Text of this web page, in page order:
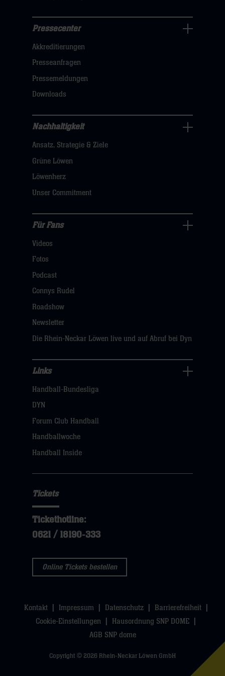
Navigation
öffnen,
dann
klicken
hier
Pressecenter
Akkreditierungen
Presseanfragen
Pressemeldungen
Downloads
Nachhaltigkeit
Navigation
öffnen,
dann
hier
Nachhaltigkeit
Ansatz, Strategie & Ziele
Grüne Löwen
Löwenherz
Unser Commitment
Fans
Navigation
öffnen,
dann
hier
Für Fans
Videos
Fotos
Podcast
Connys Rudel
Roadshow
Newsletter
Die Rhein-Neckar Löwen live und auf Abruf bei Dyn
Navigation
öffnen,
dann
klicken
Links
Handball-Bundesliga
DYN
Forum Club Handball
Handballwoche
Handball Inside
Tickets
Tickethotline:
0621 / 18190-333
Online Tickets bestellen
Kontakt Impressum Datenschutz
Barrierefreiheit
Cookie-Einstellungen
Hausordnung SNP DOME
AGB SNP dome
Copyright © 2026 Rhein-Neckar Löwen GmbH